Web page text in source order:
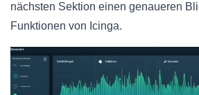
nächsten Sektion einen genaueren
Funktionen von Icinga.